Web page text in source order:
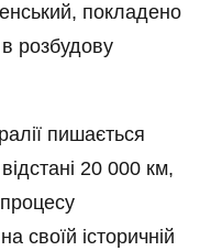
покладено
розбудову
пишається
20 000 км,
своїй історичній